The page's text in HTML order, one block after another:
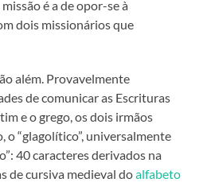
é a de opor-se à
dois missionários que
além. Provavelmente
de comunicar as Escrituras
e o grego, os dois irmãos
o “glagolítico”, universalmente
40 caracteres derivados na
de cursiva medieval doalfabeto